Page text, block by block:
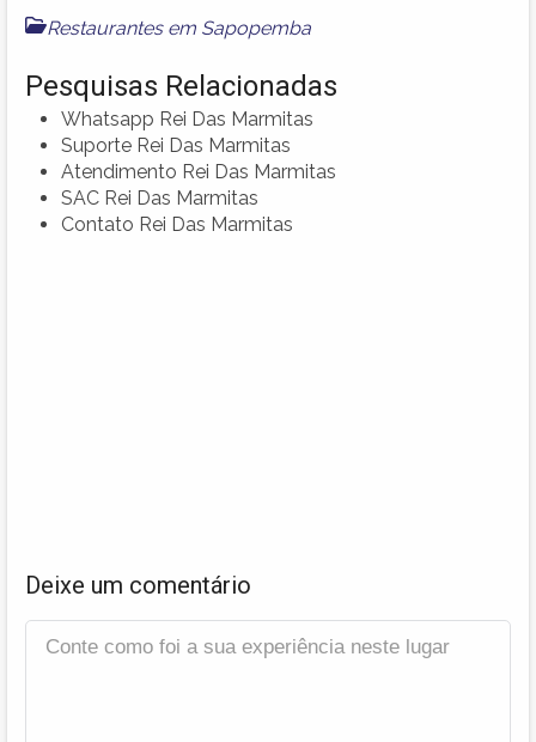
Restaurantes em Sapopemba
Pesquisas Relacionadas
Whatsapp Rei Das Marmitas
Suporte Rei Das Marmitas
Atendimento Rei Das Marmitas
SAC Rei Das Marmitas
Contato Rei Das Marmitas
Deixe um comentário